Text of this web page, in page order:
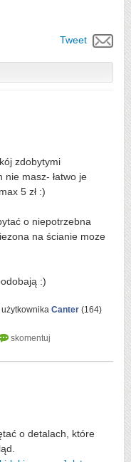
Tweet
zdobytymi
masz- łatwo je
5 zł :)
o niepotrzebna
na ścianie moze
:)
Canter (164)
o detalach, które